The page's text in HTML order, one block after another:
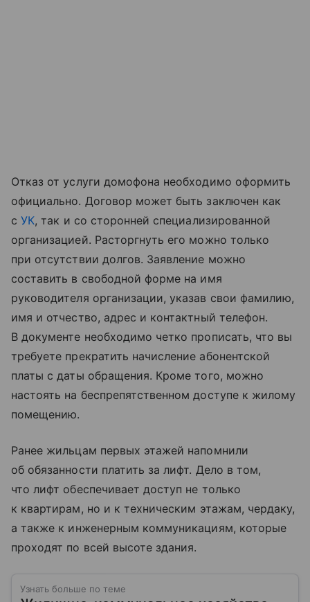
Отказ от услуги домофона необходимо оформить
официально. Договор может быть заключен как
сУК, так и со сторонней специализированной
организацией. Расторгнуть его можно только
при отсутствии долгов. Заявление можно
составить в свободной форме на имя
руководителя организации, указав свои фамилию,
имя и отчество, адрес и контактный телефон.
В документе необходимо четко прописать, что вы
требуете прекратить начисление абонентской
платы с даты обращения. Кроме того, можно
настоять на беспрепятственном доступе к жилому
помещению.
Ранее жильцам первых этажей напомнили
об обязанности платить за лифт. Дело в том,
что лифт обеспечивает доступ не только
к квартирам, но и к техническим этажам, чердаку,
а также к инженерным коммуникациям, которые
проходят по всей высоте здания.
Узнать больше по теме